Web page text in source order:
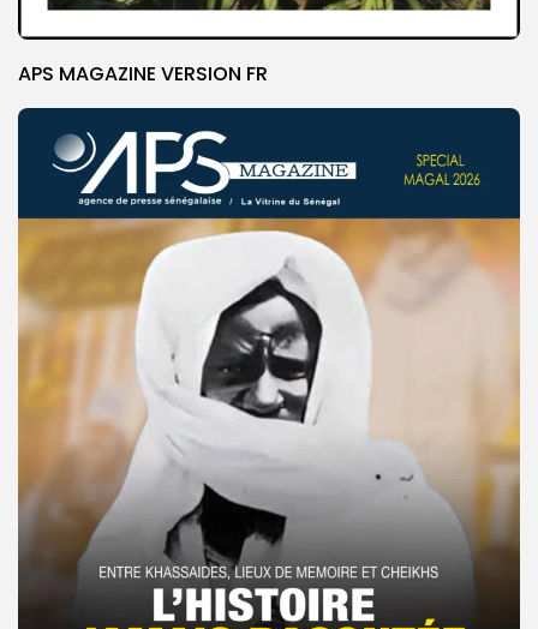
APS MAGAZINE VERSION FR